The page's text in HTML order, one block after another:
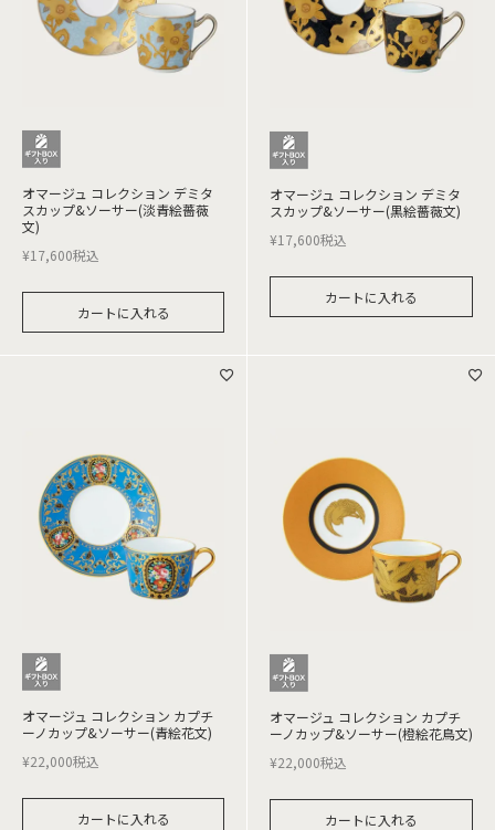
オマージュ コレクション デミタ
スカップ&ソーサー(淡青絵薔薇
文)
¥17,600税込
カートに入れる
オマージュ コレクション デミタ
スカップ&ソーサー(黒絵薔薇文)
¥17,600税込
カートに入れる
オマージュ コレクション カプチ
ーノカップ&ソーサー(青絵花文)
¥22,000税込
カートに入れる
オマージュ コレクション カプチ
ーノカップ&ソーサー(橙絵花鳥文)
¥22,000税込
カートに入れる